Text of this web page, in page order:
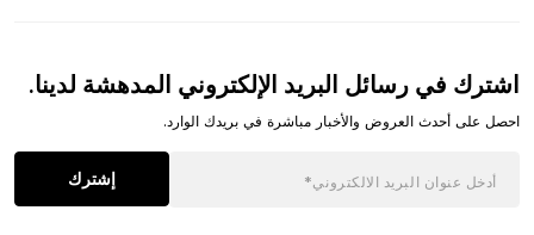
اشترك في رسائل البريد الإلكتروني المدهشة لدينا.
احصل على أحدث العروض والأخبار مباشرة في بريدك الوارد.
إشترك